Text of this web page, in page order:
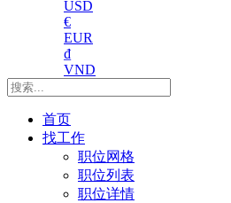
USD
€
EUR
₫
VND
首页
找工作
职位网格
职位列表
职位详情